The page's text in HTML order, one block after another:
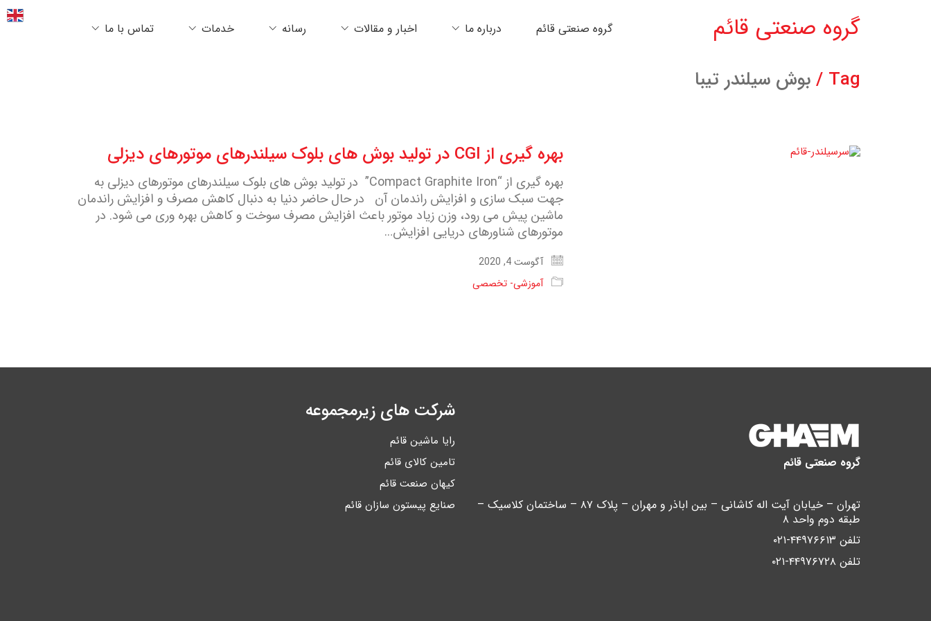
گروه صنعتی قائم گروه صنعتی قائم درباره ما اخبار و مقالات رسانه خدمات تماس با ما
Tag / بوش سیلندر تیبا
بهره گیری از CGI در تولید بوش های بلوک سیلندرهای موتورهای دیزلی
بهره گیری از “Compact Graphite Iron” در تولید بوش های بلوک سیلندرهای موتورهای دیزلی به
جهت سبک سازی و افزایش راندمان آن در حال حاضر دنیا به دنبال کاهش مصرف و افزایش راندمان
ماشین پیش می رود، وزن زیاد موتور باعث افزایش مصرف سوخت و کاهش بهره وری می شود. در
موتورهای شناورهای دریایی افزایش…
آگوست 4, 2020
آموزشی- تخصصی
شرکت های زیرمجموعه
رایا ماشین قائم
تامین کالای قائم
کیهان صنعت قائم
صنایع پیستون سازان قائم
گروه صنعتی قائم
تهران – خیابان آیت اله کاشانی – بین اباذر و مهران – پلاک ۸۷ – ساختمان کلاسیک –
طبقه دوم واحد ۸
تلفن ۴۴۹۷۶۶۱۳-۰۲۱
تلفن ۴۴۹۷۶۷۲۸-۰۲۱